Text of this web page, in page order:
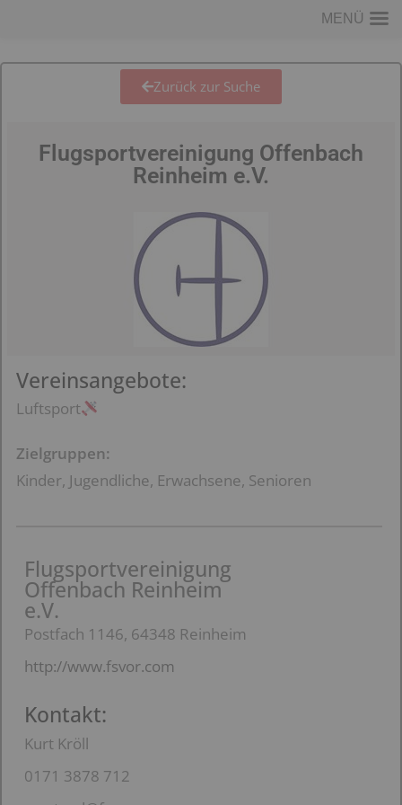
Zurück zur Suche
Flugsportvereinigung Offenbach
Reinheim e.V.
Vereinsangebote:
Luftsport
Zielgruppen:
Kinder, Jugendliche, Erwachsene, Senioren
Flugsportvereinigung
Offenbach Reinheim
e.V.
Postfach 1146, 64348 Reinheim
http://www.fsvor.com
Kontakt:
Kurt Kröll
0171 3878 712
MENÜ